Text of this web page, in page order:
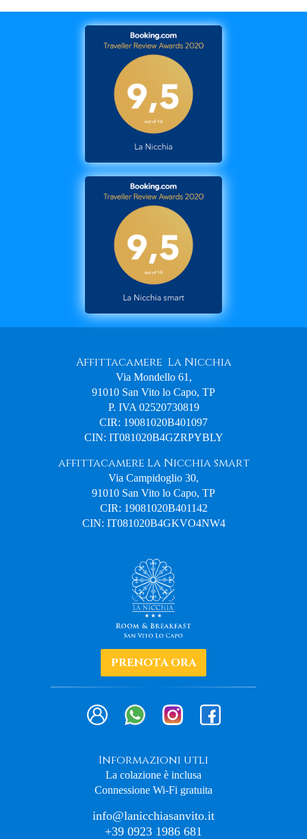
Affittacamere La Nicchia
Via Mondello 61,
91010 San Vito lo Capo, TP
P. IVA 02520730819
CIR: 19081020B401097
CIN: IT081020B4GZRPYBLY
affittacamere La Nicchia smart
Via Campidoglio 30,
91010 San Vito lo Capo, TP
CIR: 19081020B401142
CIN: IT081020B4GKVO4NW4
PRENOTA ORA
Informazioni utli
La colazione è inclusa
Connessione Wi-Fi gratuita
info@lanicchiasanvito.it
+39 0923 1986 681